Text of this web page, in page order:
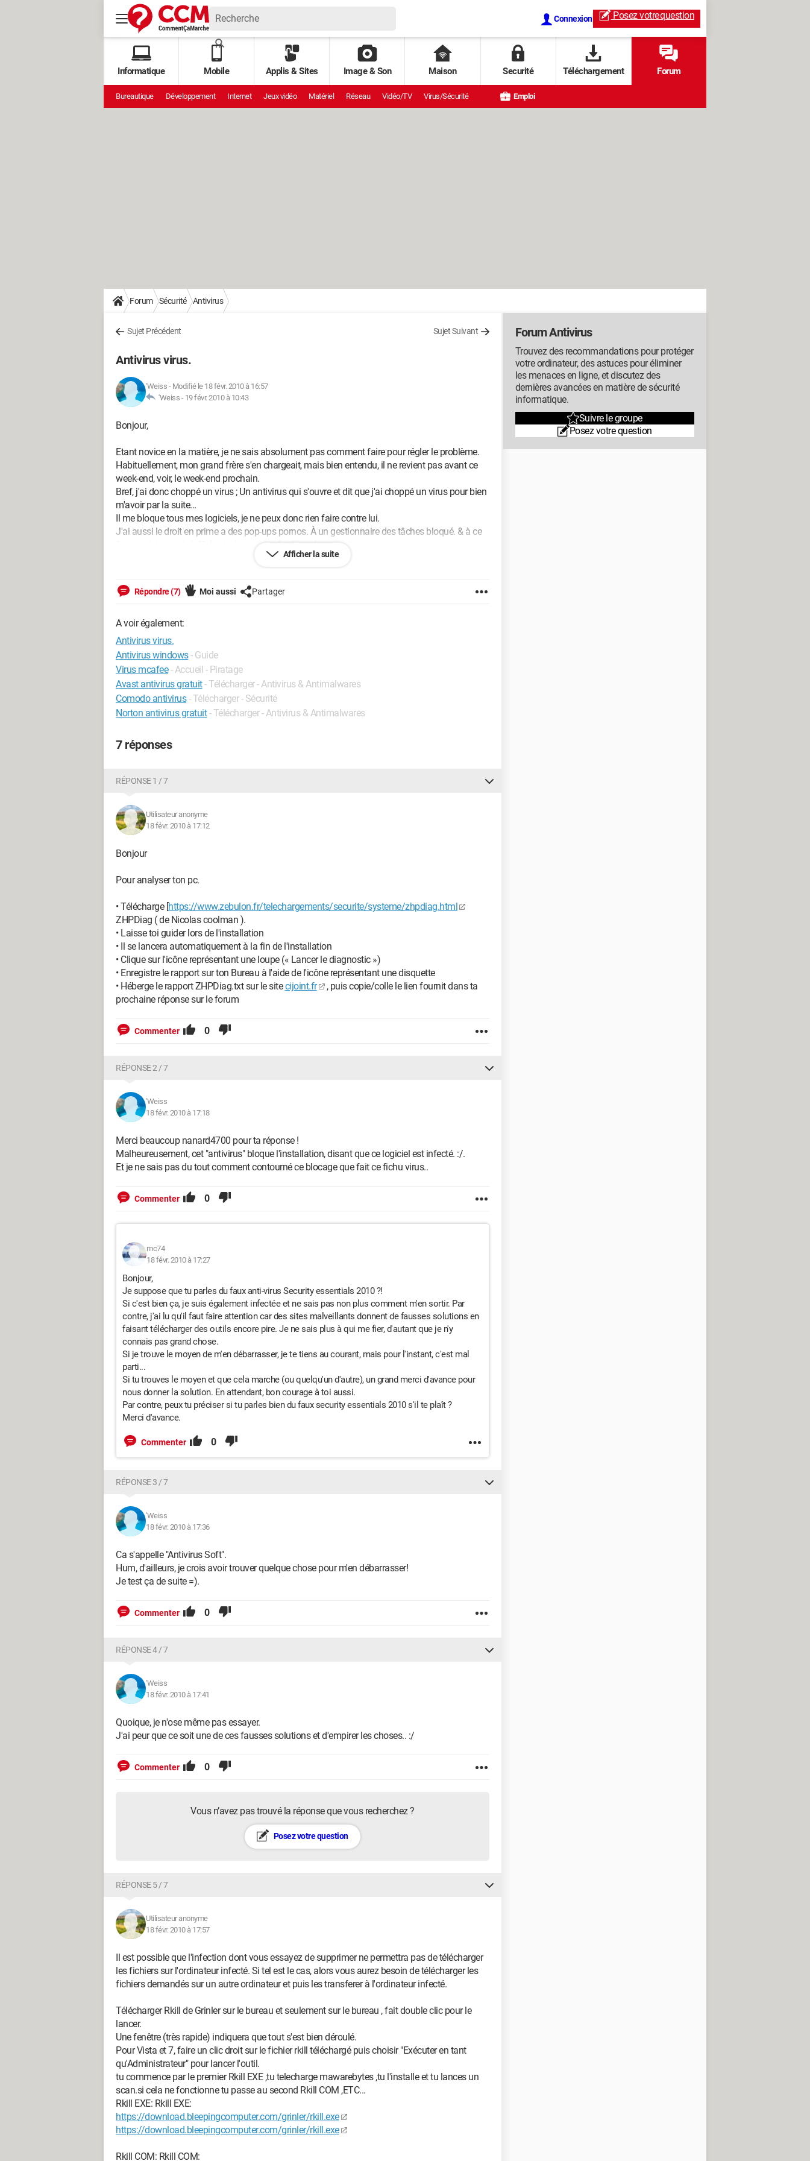
Connexion Posez votrequestion
Informatique Mobile Applis & Sites Image & Son Maison Securité Téléchargement Forum
Bureautique Développement Internet Jeux vidéo Matériel Réseau Vidéo/TV Virus/Sécurité Emploi
Forum Sécurité Antivirus
Sujet Précédent Sujet Suivant
Antivirus virus.
'Weiss - Modifié le 18 févr. 2010 à 16:57
'Weiss - 19 févr. 2010 à 10:43
Bonjour,
Etant novice en la matière, je ne sais absolument pas comment faire pour régler le problème.
Habituellement, mon grand frère s'en chargeait, mais bien entendu, il ne revient pas avant ce
week-end, voir, le week-end prochain.
Bref, j'ai donc choppé un virus ; Un antivirus qui s'ouvre et dit que j'ai choppé un virus pour bien
m'avoir par la suite...
Il me bloque tous mes logiciels, je ne peux donc rien faire contre lui.
J'ai aussi le droit en prime a des pop-ups pornos. À un gestionnaire des tâches bloqué. & à ce
faux antivirus qui s'affole et m'ouvre des fenêtres de partout.
téléchargé, je ne peux soit pas l'installer, soit pas l'ouvrir.
Merci d'avance,
Weiss.
Configuration: Windows Vista / Firefox 2.0.0.20
Afficher la suite
Répondre (7) Moi aussi Partager
A voir également:
Antivirus virus.
Antivirus windows- Guide
Virus mcafee - Accueil - Piratage
Avast antivirus gratuit- Télécharger - Antivirus & Antimalwares
Comodo antivirus - Télécharger - Sécurité
Norton antivirus gratuit - Télécharger - Antivirus & Antimalwares
7 réponses
RÉPONSE 1 / 7
Utilisateur anonyme
18 févr. 2010 à 17:12
Bonjour
Pour analyser ton pc.
• Télécharge [https://www.zebulon.fr/telechargements/securite/systeme/zhpdiag.html
ZHPDiag ( de Nicolas coolman ).
• Laisse toi guider lors de l'installation
• Il se lancera automatiquement à la fin de l'installation
• Clique sur l'icône représentant une loupe (« Lancer le diagnostic »)
• Enregistre le rapport sur ton Bureau à l'aide de l'icône représentant une disquette
• Héberge le rapport ZHPDiag.txt sur le sitecijoint.fr
, puis copie/colle le lien fournit dans ta
prochaine réponse sur le forum
Commenter 0
RÉPONSE 2 / 7
'Weiss
18 févr. 2010 à 17:18
Merci beaucoup nanard4700 pour ta réponse !
Malheureusement, cet "antivirus" bloque l'installation, disant que ce logiciel est infecté. :/.
Et je ne sais pas du tout comment contourné ce blocage que fait ce fichu virus..
Commenter 0
mc74
18 févr. 2010 à 17:27
Bonjour,
Je suppose que tu parles du faux anti-virus Security essentials 2010 ?!
Si c'est bien ça, je suis également infectée et ne sais pas non plus comment m'en sortir. Par
contre, j'ai lu qu'il faut faire attention car des sites malveillants donnent de fausses solutions en
faisant télécharger des outils encore pire. Je ne sais plus à qui me fier, d'autant que je n'y
connais pas grand chose.
Si je trouve le moyen de m'en débarrasser, je te tiens au courant, mais pour l'instant, c'est mal
parti...
Si tu trouves le moyen et que cela marche (ou quelqu'un d'autre), un grand merci d'avance pour
nous donner la solution. En attendant, bon courage à toi aussi.
Par contre, peux tu préciser si tu parles bien du faux security essentials 2010 s'il te plaît ?
Merci d'avance.
Commenter 0
RÉPONSE 3 / 7
'Weiss
18 févr. 2010 à 17:36
Ca s'appelle "Antivirus Soft".
Hum, d'ailleurs, je crois avoir trouver quelque chose pour m'en débarrasser!
Je test ça de suite =).
Commenter 0
RÉPONSE 4 / 7
'Weiss
18 févr. 2010 à 17:41
Quoique, je n'ose même pas essayer.
J'ai peur que ce soit une de ces fausses solutions et d'empirer les choses.. :/
Commenter 0
Vous n’avez pas trouvé la réponse que vous recherchez ?
Posez votre question
RÉPONSE 5 / 7
Utilisateur anonyme
18 févr. 2010 à 17:57
Il est possible que l'infection dont vous essayez de supprimer ne permettra pas de télécharger
les fichiers sur l'ordinateur infecté. Si tel est le cas, alors vous aurez besoin de télécharger les
fichiers demandés sur un autre ordinateur et puis les transferer à l'ordinateur infecté.
Télécharger Rkill de Grinler sur le bureau et seulement sur le bureau , fait double clic pour le
lancer.
Une fenêtre (très rapide) indiquera que tout s'est bien déroulé.
Pour Vista et 7, faire un clic droit sur le fichier rkill téléchargé puis choisir "Exécuter en tant
qu'Administrateur" pour lancer l'outil.
tu commence par le premier Rkill EXE ,tu telecharge mawarebytes ,tu l'installe et tu lances un
scan.si cela ne fonctionne tu passe au second Rkill COM ,ETC...
Rkill EXE: Rkill EXE:
https://download.bleepingcomputer.com/grinler/rkill.exe
https://download.bleepingcomputer.com/grinler/rkill.exe
Rkill COM: Rkill COM:
Forum Antivirus
Trouvez des recommandations pour protéger
votre ordinateur, des astuces pour éliminer
les menaces en ligne, et discutez des
dernières avancées en matière de sécurité
informatique.
Suivre le groupe
Posez votre question